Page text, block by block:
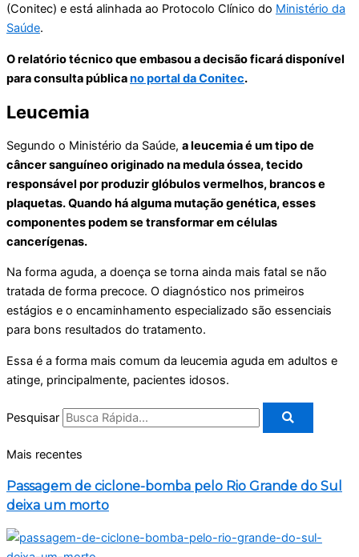
(Conitec) e está alinhada ao Protocolo Clínico do Ministério da
Saúde.
O relatório técnico que embasou a decisão ficará disponível
para consulta públicano portal da Conitec.
Leucemia
Segundo o Ministério da Saúde, a leucemia é um tipo de
câncer sanguíneo originado na medula óssea, tecido
responsável por produzir glóbulos vermelhos, brancos e
plaquetas. Quando há alguma mutação genética, esses
componentes podem se transformar em células
cancerígenas.
Na forma aguda, a doença se torna ainda mais fatal se não
tratada de forma precoce. O diagnóstico nos primeiros
estágios e o encaminhamento especializado são essenciais
para bons resultados do tratamento.
Essa é a forma mais comum da leucemia aguda em adultos e
atinge, principalmente, pacientes idosos.
Pesquisar
Mais recentes
Passagem de ciclone-bomba pelo Rio Grande do Sul
deixa um morto